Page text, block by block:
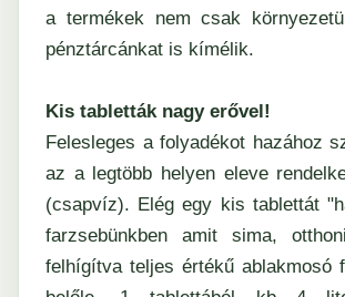
a termékek nem csak
pénztárcánkat is kímélik.
Kis tabletták nagy erővel!
Felesleges a folyadékot hazához
az a legtöbb helyen eleve
(csapvíz). Elég egy kis tablettát
farzsebünkben amit sima,
felhígítva teljes értékű ablakmosó